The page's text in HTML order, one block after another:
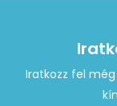
Iratkozz fel